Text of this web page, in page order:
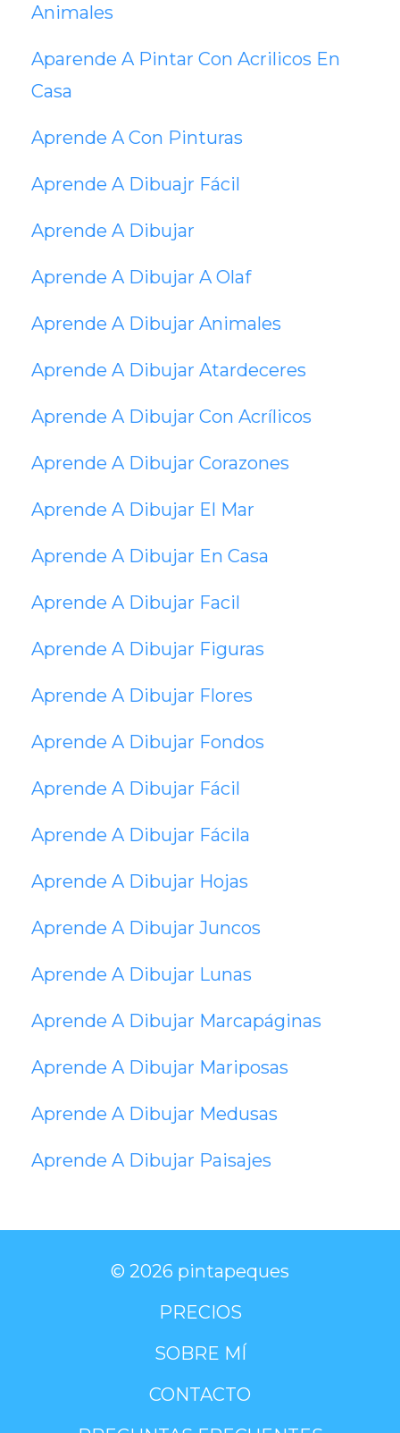
Animales
Aparende A Pintar Con Acrilicos En
Casa
Aprende A Con Pinturas
Aprende A Dibuajr Fácil
Aprende A Dibujar
Aprende A Dibujar A Olaf
Aprende A Dibujar Animales
Aprende A Dibujar Atardeceres
Aprende A Dibujar Con Acrílicos
Aprende A Dibujar Corazones
Aprende A Dibujar El Mar
Aprende A Dibujar En Casa
Aprende A Dibujar Facil
Aprende A Dibujar Figuras
Aprende A Dibujar Flores
Aprende A Dibujar Fondos
Aprende A Dibujar Fácil
Aprende A Dibujar Fácila
Aprende A Dibujar Hojas
Aprende A Dibujar Juncos
Aprende A Dibujar Lunas
Aprende A Dibujar Marcapáginas
Aprende A Dibujar Mariposas
Aprende A Dibujar Medusas
Aprende A Dibujar Paisajes
© 2026 pintapeques
PRECIOS
SOBRE MÍ
CONTACTO